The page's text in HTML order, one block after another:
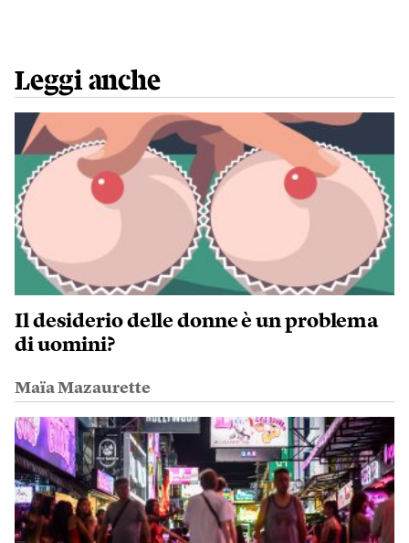
Leggi anche
Il desiderio delle donne è un problema
di uomini?
Maïa Mazaurette